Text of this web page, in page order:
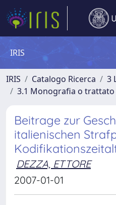
IRIS
IRIS Catalogo Ricerca
3
3.1 Monografia o
Beitrage zur
italienischen
DEZZA, ETTORE
2007-01-01